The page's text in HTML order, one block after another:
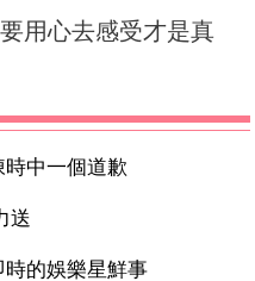
用心去感受才是真
中一個道歉
送
的娛樂星鮮事